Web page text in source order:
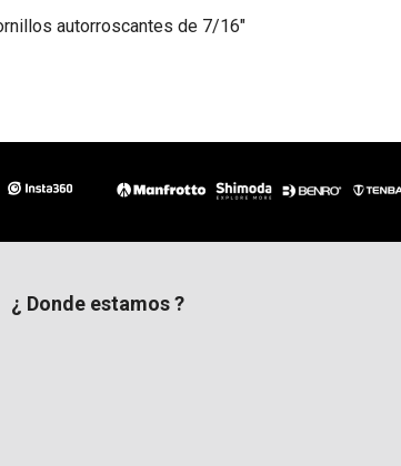
autorroscantes de 7/16"
¿ Donde estamos ?